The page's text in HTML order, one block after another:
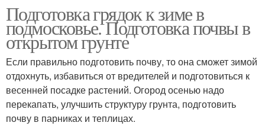
Подготовка грядок к зиме в
подмосковье. Подготовка почвы в
открытом грунте
Если правильно подготовить почву, то она сможет зимой
отдохнуть, избавиться от вредителей и подготовиться к
весенней посадке растений. Огород осенью надо
перекапать, улучшить структуру грунта, подготовить
почву в парниках и теплицах.